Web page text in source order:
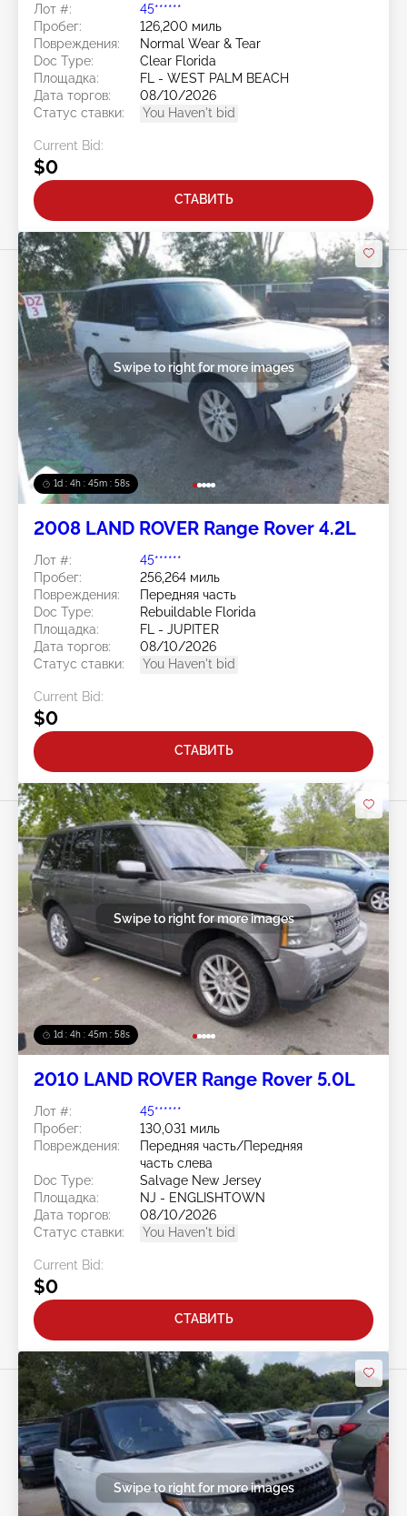
Лот #:
45******
Пробег:
126,200 миль
Повреждения:
Normal Wear & Tear
Doc Type:
Clear Florida
Площадка:
FL - WEST PALM BEACH
Дата торгов:
08/10/2026
Статус ставки:
You Haven't bid
Current Bid:
$0
СТАВИТЬ
1d : 4h : 45m : 56s
Swipe to right for more images
2008 LAND ROVER Range Rover 4.2L
Лот #:
45******
Пробег:
256,264 миль
Повреждения:
Передняя часть
Doc Type:
Rebuildable Florida
Площадка:
FL - JUPITER
Дата торгов:
08/10/2026
Статус ставки:
You Haven't bid
Current Bid:
$0
СТАВИТЬ
1d : 4h : 45m : 56s
Swipe to right for more images
2010 LAND ROVER Range Rover 5.0L
Лот #:
45******
Пробег:
130,031 миль
Повреждения:
Передняя часть/Передняя
часть слева
Doc Type:
Salvage New Jersey
Площадка:
NJ - ENGLISHTOWN
Дата торгов:
08/10/2026
Статус ставки:
You Haven't bid
Current Bid:
$0
СТАВИТЬ
Swipe to right for more images